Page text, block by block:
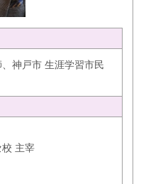
神戸市 生涯学習市民
主宰